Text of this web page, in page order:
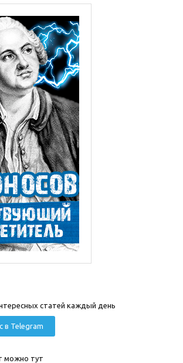
статей каждый день
в Telegram
можно тут